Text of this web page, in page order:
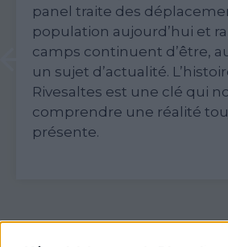
permanente.
Dans l'axe central de la
une table de près de 40
dédiée à l'histoire du champ
a été installée. Une
présentent des
documents administratifs et
que le personnel du